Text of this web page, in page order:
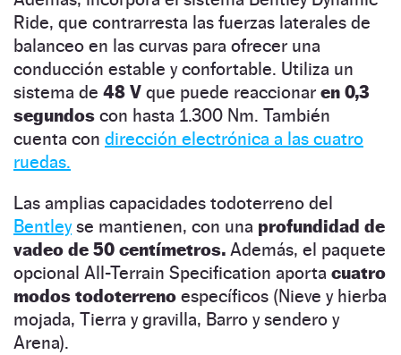
Ride, que contrarresta las fuerzas laterales de
balanceo en las curvas para ofrecer una
conducción estable y confortable. Utiliza un
sistema de 48 V que puede reaccionar en 0,3
segundos con hasta 1.300 Nm. También
cuenta con dirección electrónica a las cuatro
ruedas.
Las amplias capacidades todoterreno del
Bentleyse mantienen, con una profundidad de
vadeo de 50 centímetros. Además, el paquete
opcional All-Terrain Specification aporta cuatro
modos todoterreno específicos (Nieve y hierba
mojada, Tierra y gravilla, Barro y sendero y
Arena).